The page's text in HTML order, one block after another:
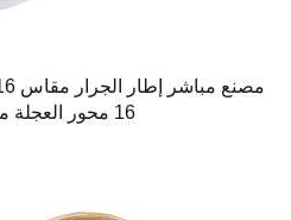
16 محور العجلة محور العجلة